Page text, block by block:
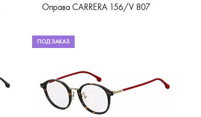
Оправа CARRERA 156/V 807
ПОД ЗАКАЗ